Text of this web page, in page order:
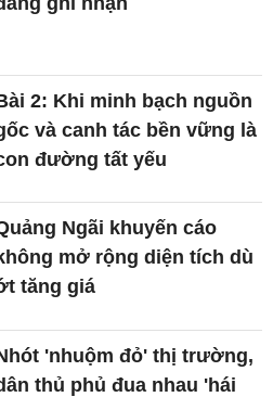
2: Khi minh bạch nguồn
và canh tác bền vững là
đường tất yếu
Ngãi khuyến cáo
mở rộng diện tích dù
tăng giá
'nhuộm đỏ' thị trường,
thủ phủ đua nhau 'hái